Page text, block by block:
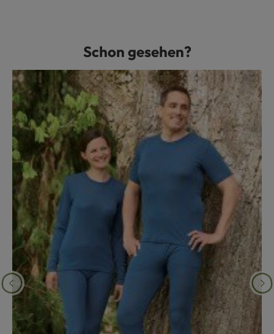
Produktgalerie überspringenSchon gesehen?